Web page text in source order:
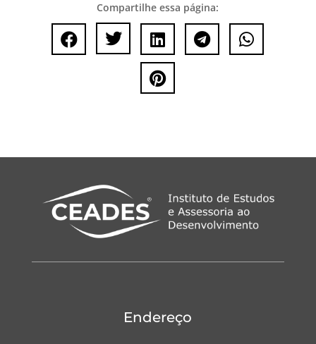
Compartilhe essa página:
    

Endereço